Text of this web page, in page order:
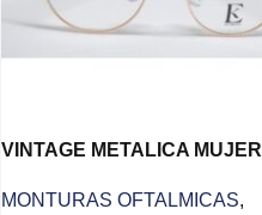
VINTAGE METALICA MUJER
MONTURAS OFTALMICAS,